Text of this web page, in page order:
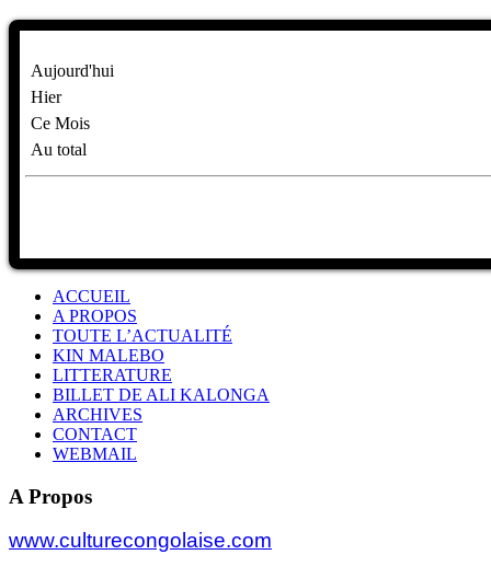
Aujourd'hui
Hier
Ce Mois
Au total
ACCUEIL
A PROPOS
TOUTE L’ACTUALITÉ
KIN MALEBO
LITTERATURE
BILLET DE ALI KALONGA
ARCHIVES
CONTACT
WEBMAIL
A Propos
www.culturecongolaise.com